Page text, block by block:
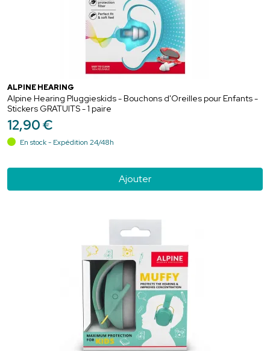
ALPINE HEARING
Alpine Hearing Pluggieskids - Bouchons d'Oreilles pour Enfants -
Stickers GRATUITS - 1 paire
12,90€
En stock - Expédition 24/48h
Ajouter